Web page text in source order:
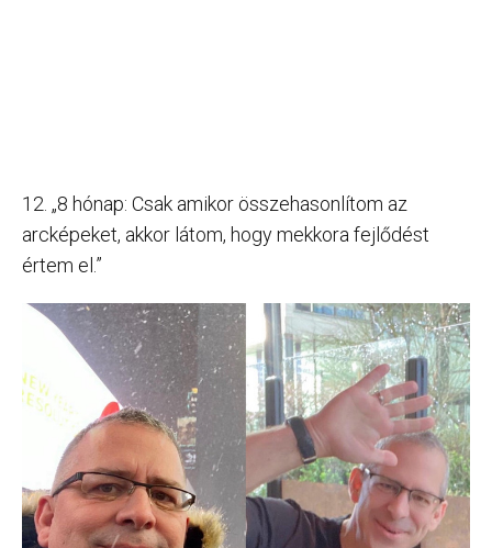
12. „8 hónap: Csak amikor összehasonlítom az
arcképeket, akkor látom, hogy mekkora fejlődést
értem el.”